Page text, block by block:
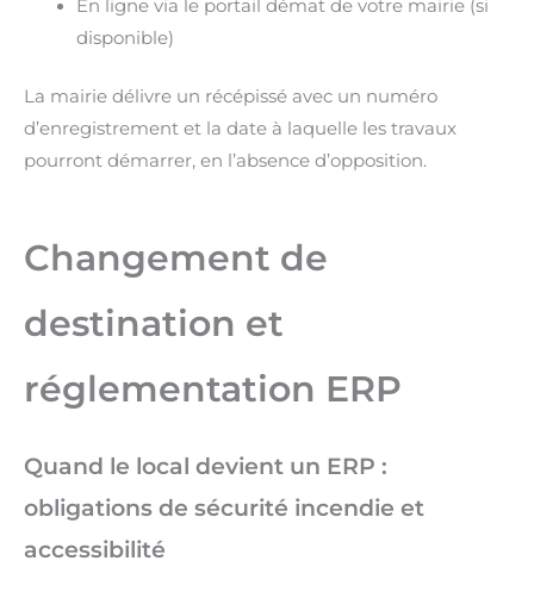
En ligne via le portail démat de votre mairie (si
disponible)
La mairie délivre un récépissé avec un numéro
d’enregistrement et la date à laquelle les travaux
pourront démarrer, en l’absence d’opposition.
Changement de
destination et
réglementation ERP
Quand le local devient un ERP :
obligations de sécurité incendie et
accessibilité